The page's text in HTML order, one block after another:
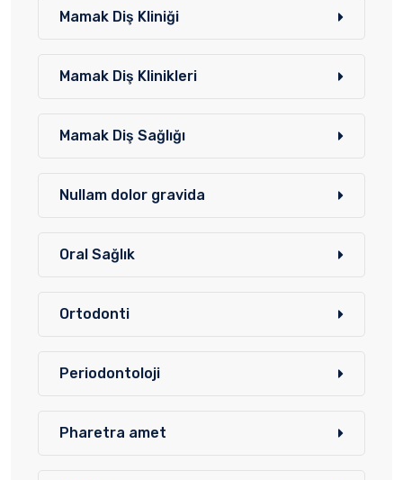
Mamak Diş Kliniği
Mamak Diş Klinikleri
Mamak Diş Sağlığı
Nullam dolor gravida
Oral Sağlık
Ortodonti
Periodontoloji
Pharetra amet